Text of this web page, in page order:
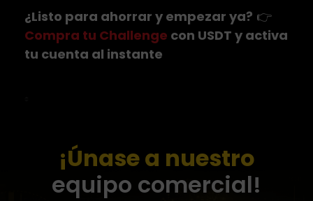
¿Listo para ahorrar y empezar ya? 👉
Compra tu Challenge con USDT y activa
tu cuenta al instante
¡Únase a nuestro
equipo comercial!